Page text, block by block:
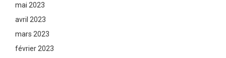
mai 2023
avril 2023
mars 2023
février 2023